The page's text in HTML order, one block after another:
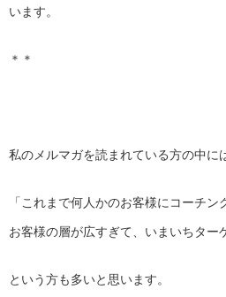
います。
＊＊
私のメルマガを読まれている方の中に
「これまで何人かのお客様にコーチン
お客様の層が広すぎて、いまいちター
という方も多いと思います。